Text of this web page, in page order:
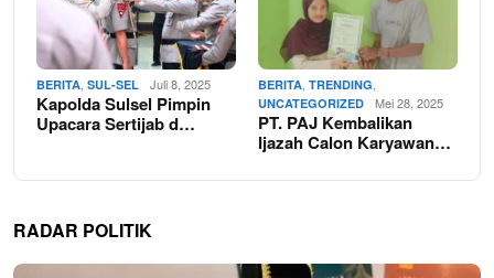
BERITA SUL-SEL Juli 8, 2025
Kapolda Sulsel Pimpin
Upacara Sertijab d…
BERITA TRENDING
UNCATEGORIZED Mei 28, 2025
PT. PAJ Kembalikan
Ijazah Calon Karyawan…
RADAR POLITIK